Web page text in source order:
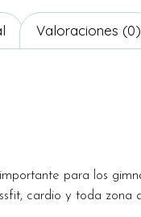
Valoraciones (0)
para los
cardio y toda zona